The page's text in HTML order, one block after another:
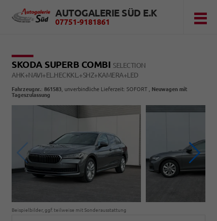
AUTOGALERIE SÜD E.K
07751-9181861
SKODA SUPERB COMBI SELECTION
AHK+NAVI+EL.HECKKL.+SHZ+KAMERA+LED
Fahrzeugnr.: 861583 , unverbindliche Lieferzeit: SOFORT , Neuwagen mit
Tageszulassung
Beispielbilder, ggf. teilweise mit Sonderausstattung